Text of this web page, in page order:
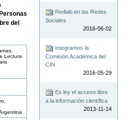
del
Lectura
Rediab en las Redes
Sociales
2016-06-02
Integramos la
Comisión Académica del
CIN
2016-05-29
Es ley el acceso libre
a la información científica
2013-11-14